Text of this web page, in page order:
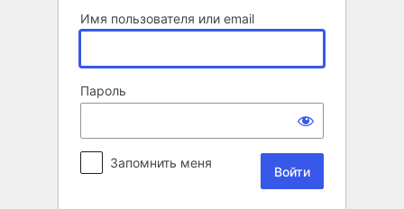
Имя пользователя или email
Пароль
Запомнить меня